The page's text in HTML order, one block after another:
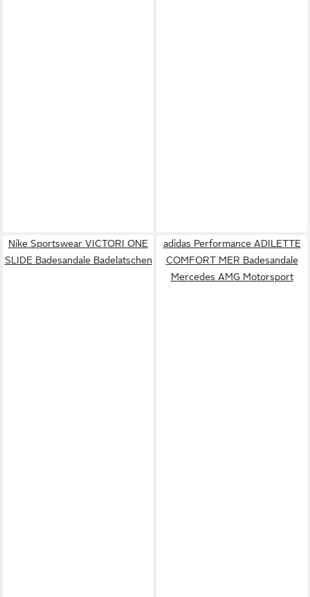
Nike Sportswear VICTORI ONE
SLIDE Badesandale Badelatschen
adidas Performance ADILETTE
COMFORT MER Badesandale
Mercedes AMG Motorsport